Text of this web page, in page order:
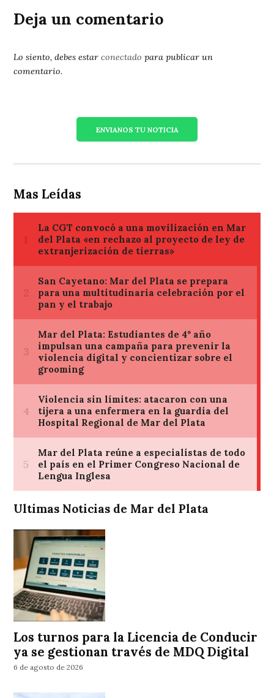
Deja un comentario
Lo siento, debes estarconectado para publicar un
comentario.
ENVIANOS TU NOTICIA
Mas Leídas
Ultimas Noticias de Mar del Plata
Los turnos para la Licencia de Conducir
ya se gestionan través de MDQ Digital
6 de agosto de 2026